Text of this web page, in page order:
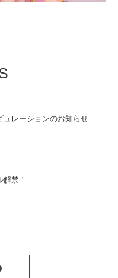
ュレーションのお知らせ
禁！